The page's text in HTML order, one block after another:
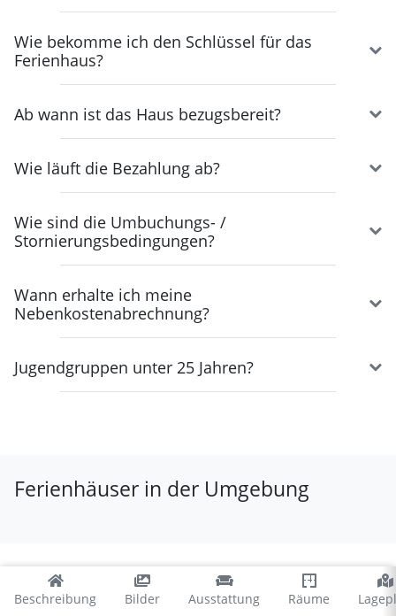
Beschreibung Bilder Ausstattung Räume
Wie bekomme ich den Schlüssel für das
Ferienhaus?
Ab wann ist das Haus bezugsbereit?
Wie läuft die Bezahlung ab?
Wie sind die Umbuchungs- /
Stornierungsbedingungen?
Wann erhalte ich meine
Nebenkostenabrechnung?
Jugendgruppen unter 25 Jahren?
Ferienhäuser in der Umgebung